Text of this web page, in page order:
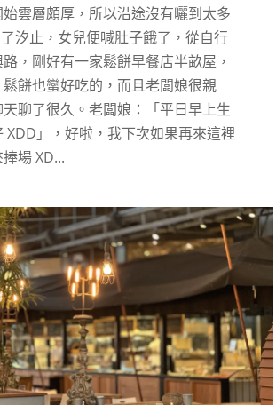
雲層頗厚，所以沿途沒有曬到太多
汐止，女兒便喊肚子餓了，從自行
，剛好有一家鬆餅早餐店半畝屋，
餅也蠻好吃的，而且老闆娘很親
聊了很久。老闆娘：「平日早上生
XDD」，好啦，我下次如果再來這裡
場 XD...